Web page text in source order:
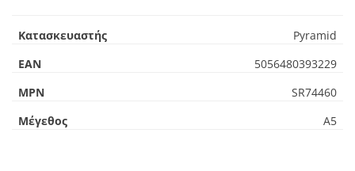
Κατασκευαστής
Pyramid
EAN
5056480393229
MPN
SR74460
Μέγεθος
Α5